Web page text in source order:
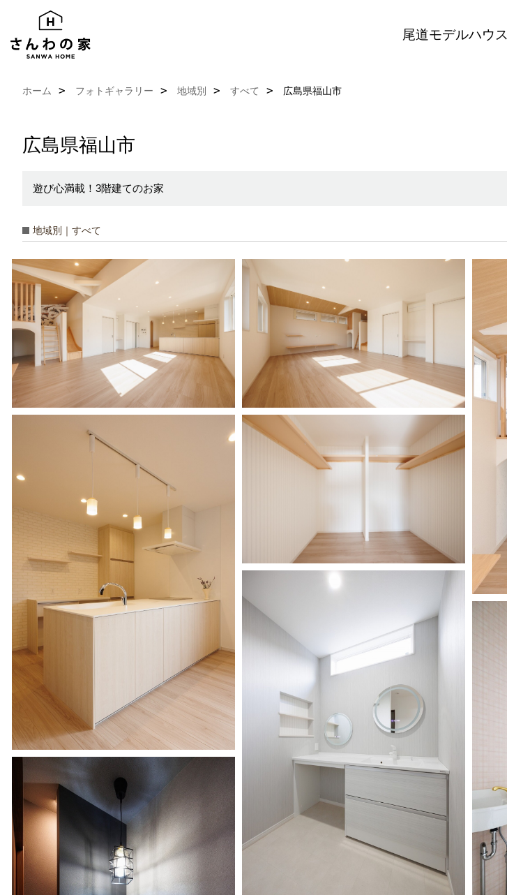
尾道モデルハウス
ホーム フォトギャラリー 地域別 すべて 広島県福山市
広島県福山市
遊び心満載！3階建てのお家
地域別｜すべて